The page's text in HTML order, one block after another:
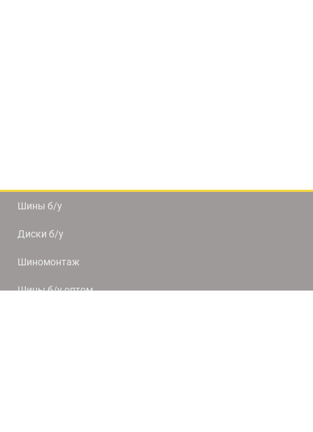
Шины б/у
Диски б/у
Шиномонтаж
Шины б/у оптом